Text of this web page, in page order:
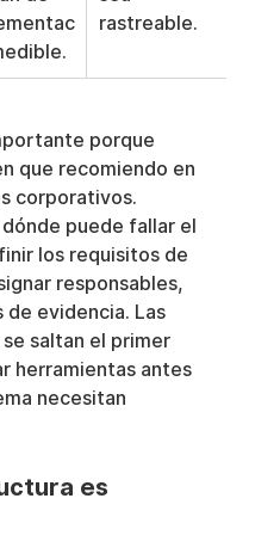
rastreable.
porque
que recomiendo en
corporativos.
puede fallar el
los requisitos de
responsables,
de evidencia. Las
saltan el primer
herramientas antes
necesitan
es